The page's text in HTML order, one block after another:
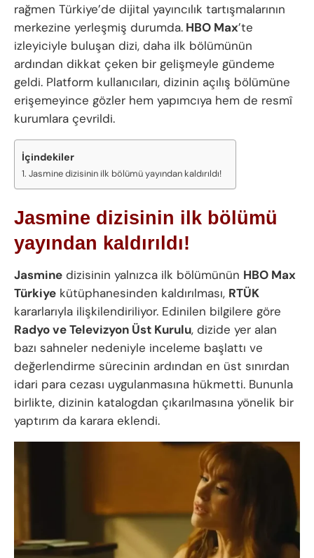
rağmen Türkiye’de dijital yayıncılık tartışmalarının
merkezine yerleşmiş durumda. HBO Max’te
izleyiciyle buluşan dizi, daha ilk bölümünün
ardından dikkat çeken bir gelişmeyle gündeme
geldi. Platform kullanıcıları, dizinin açılış bölümüne
erişemeyince gözler hem yapımcıya hem de resmî
kurumlara çevrildi.
İçindekiler
Jasmine dizisinin ilk bölümü yayından kaldırıldı!
Jasmine dizisinin ilk bölümü
yayından kaldırıldı!
Jasmine dizisinin yalnızca ilk bölümünün HBO Max
Türkiye kütüphanesinden kaldırılması, RTÜK
kararlarıyla ilişkilendiriliyor. Edinilen bilgilere göre
Radyo ve Televizyon Üst Kurulu, dizide yer alan
bazı sahneler nedeniyle inceleme başlattı ve
değerlendirme sürecinin ardından en üst sınırdan
idari para cezası uygulanmasına hükmetti. Bununla
birlikte, dizinin katalogdan çıkarılmasına yönelik bir
yaptırım da karara eklendi.